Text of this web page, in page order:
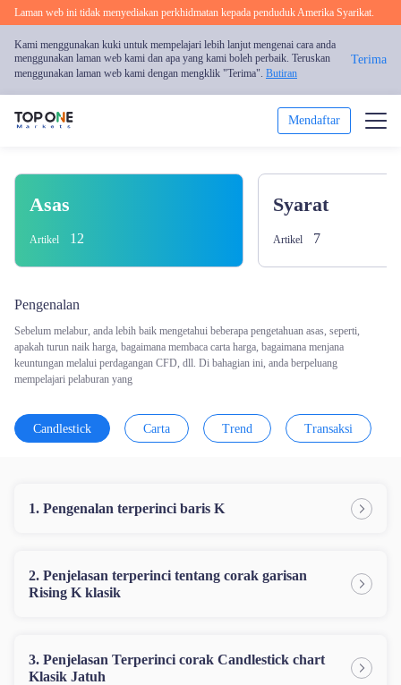
Laman web ini tidak menyediakan perkhidmatan kepada penduduk Amerika Syarikat.
Kami menggunakan kuki untuk mempelajari lebih lanjut mengenai cara anda
menggunakan laman web kami dan apa yang kami boleh perbaik. Teruskan
menggunakan laman web kami dengan mengklik "Terima". Butiran
Terima
Mendaftar
Platform
Analisis Pasaran
Pendidikan
Promosi
Melayu
Asas
Artikel 12
Syarat
Artikel 7
Pengenalan
Sebelum melabur, anda lebih baik mengetahui beberapa pengetahuan asas, seperti,
apakah turun naik harga, bagaimana membaca carta harga, bagaimana menjana
keuntungan melalui perdagangan CFD, dll. Di bahagian ini, anda berpeluang
mempelajari pelaburan yang
Candlestick Carta Trend Transaksi
1. Pengenalan terperinci baris K
2. Penjelasan terperinci tentang corak garisan
Rising K klasik
3. Penjelasan Terperinci corak Candlestick chart
Klasik Jatuh